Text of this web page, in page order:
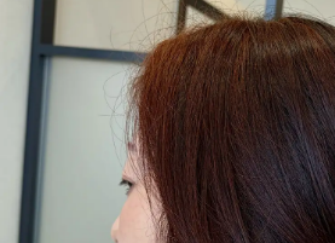
新規会員登録はこ